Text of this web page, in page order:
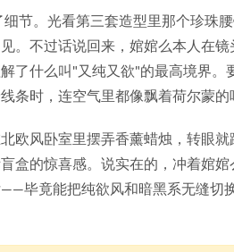
节。光看第三套造型里那个珍珠
。不过话说回来，婠婠么本人在镜
了什么叫"又纯又欲"的最高境界。
条时，连空气里都像飘着荷尔蒙的
欧风卧室里摆弄香薰蜡烛，转眼就
盒的惊喜感。说实在的，冲着婠婠
毕竟能把纯欲风和暗黑系无缝切